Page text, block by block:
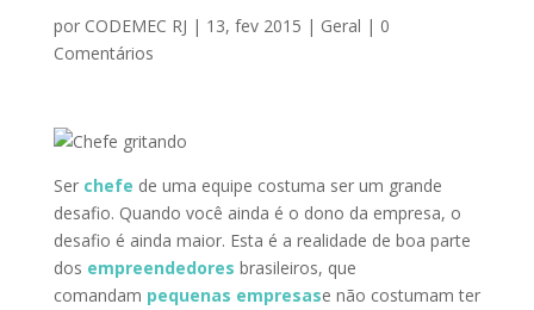
por CODEMEC RJ | 13, fev 2015 | Geral | 0
Comentários
Ser chefe de uma equipe costuma ser um grande
desafio. Quando você ainda é o dono da empresa, o
desafio é ainda maior. Esta é a realidade de boa parte
dos empreendedores brasileiros, que
comandam pequenas empresase não costumam ter